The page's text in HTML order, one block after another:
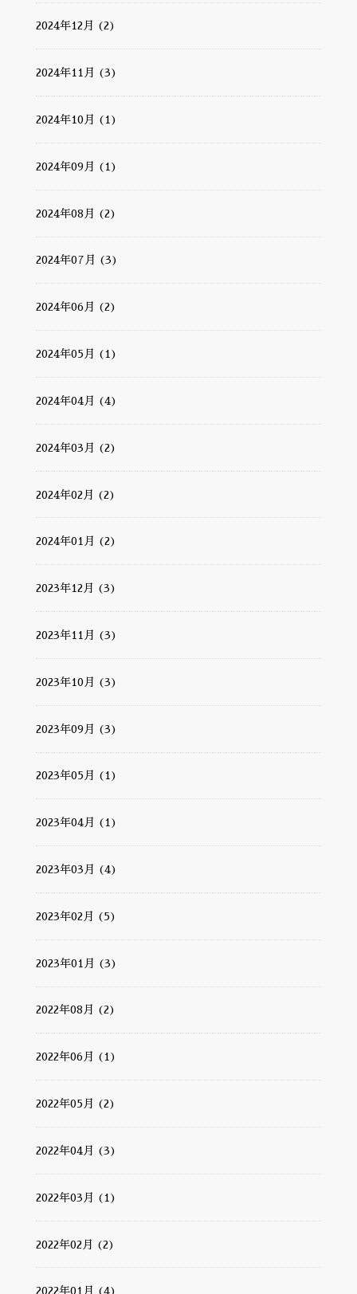
2024年12月 (2)
2024年11月 (3)
2024年10月 (1)
2024年09月 (1)
2024年08月 (2)
2024年07月 (3)
2024年06月 (2)
2024年05月 (1)
2024年04月 (4)
2024年03月 (2)
2024年02月 (2)
2024年01月 (2)
2023年12月 (3)
2023年11月 (3)
2023年10月 (3)
2023年09月 (3)
2023年05月 (1)
2023年04月 (1)
2023年03月 (4)
2023年02月 (5)
2023年01月 (3)
2022年08月 (2)
2022年06月 (1)
2022年05月 (2)
2022年04月 (3)
2022年03月 (1)
2022年02月 (2)
2022年01月 (4)